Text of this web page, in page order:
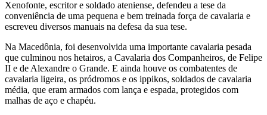
Xenofonte, escritor e soldado ateniense, defendeu a tese da
conveniência de uma pequena e bem treinada força de cavalaria e
escreveu diversos manuais na defesa da sua tese.
Na Macedônia, foi desenvolvida uma importante cavalaria pesada
que culminou nos hetairos, a Cavalaria dos Companheiros, de Felipe
II e de Alexandre o Grande. E ainda houve os combatentes de
cavalaria ligeira, os pródromos e os ippikos, soldados de cavalaria
média, que eram armados com lança e espada, protegidos com
malhas de aço e chapéu.